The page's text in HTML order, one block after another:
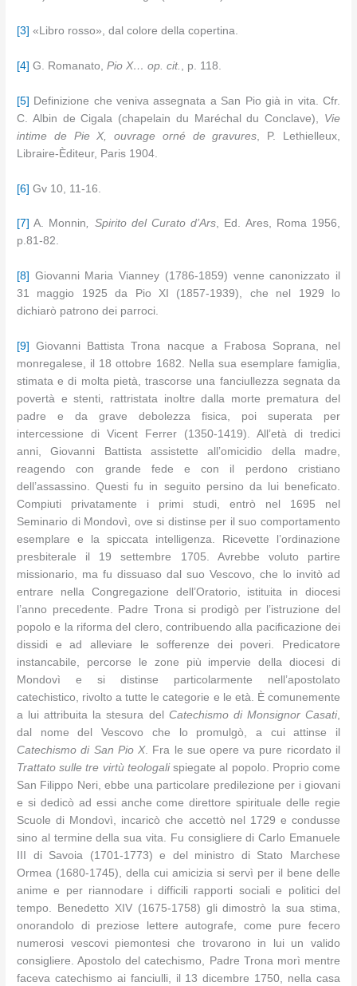
[3] «Libro rosso», dal colore della copertina.
[4] G. Romanato,Pio X… op. cit. , p. 118.
[5] Definizione che veniva assegnata a San Pio già in vita. Cfr.
C. Albin de Cigala (chapelain du Maréchal du Conclave), Vie
intime de Pie X, ouvrage orné de gravures , P. Lethielleux,
Libraire-Èditeur, Paris 1904.
[6] Gv 10, 11-16.
[7] A. Monnin, Spirito del Curato d’Ars, Ed. Ares, Roma 1956,
p.81-82.
[8] Giovanni Maria Vianney (1786-1859) venne canonizzato il
31 maggio 1925 da Pio XI (1857-1939), che nel 1929 lo
dichiarò patrono dei parroci.
[9]
Giovanni Battista Trona nacque a Frabosa Soprana, nel
monregalese, il 18 ottobre 1682. Nella sua esemplare famiglia,
stimata e di molta pietà, trascorse una fanciullezza segnata da
povertà e stenti, rattristata inoltre dalla morte prematura del
padre e da grave debolezza fisica, poi superata per
intercessione di Vicent Ferrer (1350-1419). All’età di tredici
anni, Giovanni Battista assistette all’omicidio della madre,
reagendo con grande fede e con il perdono cristiano
dell’assassino. Questi fu in seguito persino da lui beneficato.
Compiuti privatamente i primi studi, entrò nel 1695 nel
Seminario di Mondovì, ove si distinse per il suo comportamento
esemplare e la spiccata intelligenza. Ricevette l’ordinazione
presbiterale il 19 settembre 1705. Avrebbe voluto partire
missionario, ma fu dissuaso dal suo Vescovo, che lo invitò ad
entrare nella Congregazione dell’Oratorio, istituita in diocesi
l’anno precedente. Padre Trona si prodigò per l’istruzione del
popolo e la riforma del clero, contribuendo alla pacificazione dei
dissidi e ad alleviare le sofferenze dei poveri. Predicatore
instancabile, percorse le zone più impervie della diocesi di
Mondovì e si distinse particolarmente nell’apostolato
catechistico, rivolto a tutte le categorie e le età. È comunemente
a lui attribuita la stesura del Catechismo di Monsignor Casati,
dal nome del Vescovo che lo promulgò, a cui attinse il
Catechismo di San Pio X. Fra le sue opere va pure ricordato il
Trattato sulle tre virtù teologalispiegate al popolo. Proprio come
San Filippo Neri, ebbe una particolare predilezione per i giovani
e si dedicò ad essi anche come direttore spirituale delle regie
Scuole di Mondovì, incaricò che accettò nel 1729 e condusse
sino al termine della sua vita. Fu consigliere di Carlo Emanuele
III di Savoia (1701-1773) e del ministro di Stato Marchese
Ormea (1680-1745), della cui amicizia si servì per il bene delle
anime e per riannodare i difficili rapporti sociali e politici del
tempo. Benedetto XIV (1675-1758) gli dimostrò la sua stima,
onorandolo di preziose lettere autografe, come pure fecero
numerosi vescovi piemontesi che trovarono in lui un valido
consigliere. Apostolo del catechismo, Padre Trona morì mentre
faceva catechismo ai fanciulli, il 13 dicembre 1750, nella casa